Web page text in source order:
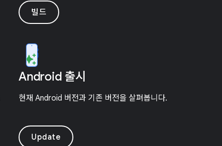
빌드
Android 출시
현재 Android 버전과 기존 버전을 살펴봅니다.
Update